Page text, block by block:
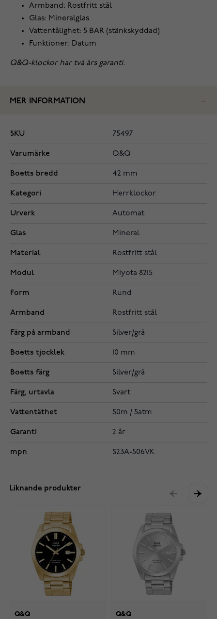
Armband: Rostfritt stål
Glas: Mineralglas
Vattentålighet: 5 BAR (stänkskyddad)
Funktioner: Datum
Q&Q-klockor har två års garanti.
MER INFORMATION
SKU 75497
Varumärke Q&Q
Boetts bredd 42 mm
Kategori Herrklockor
Urverk Automat
Glas Mineral
Material Rostfritt stål
Modul Miyota 8215
Form Rund
Armband Rostfritt stål
Färg på armband Silver/grå
Boetts tjocklek 10 mm
Boetts färg Silver/grå
Färg, urtavla Svart
Vattentäthet 50m / 5atm
Garanti 2 år
mpn S23A-506VK
Liknande produkter
Q&Q Q&Q